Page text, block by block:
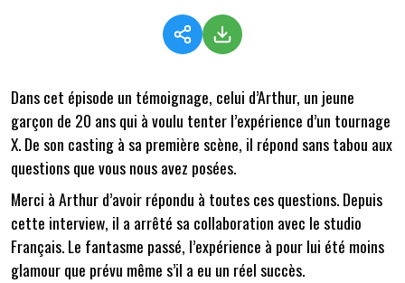
Dans cet épisode un témoignage, celui d’Arthur, un jeune
garçon de 20 ans qui à voulu tenter l’expérience d’un tournage
X. De son casting à sa première scène, il répond sans tabou aux
questions que vous nous avez posées.
Merci à Arthur d’avoir répondu à toutes ces questions. Depuis
cette interview, il a arrêté sa collaboration avec le studio
Français. Le fantasme passé, l’expérience à pour lui été moins
glamour que prévu même s’il a eu un réel succès.